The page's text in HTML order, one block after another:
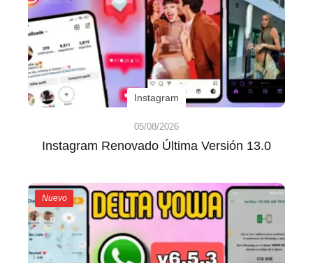
Instagram
05/08/2026
Instagram Renovado Última Versión 13.0
Nuevo